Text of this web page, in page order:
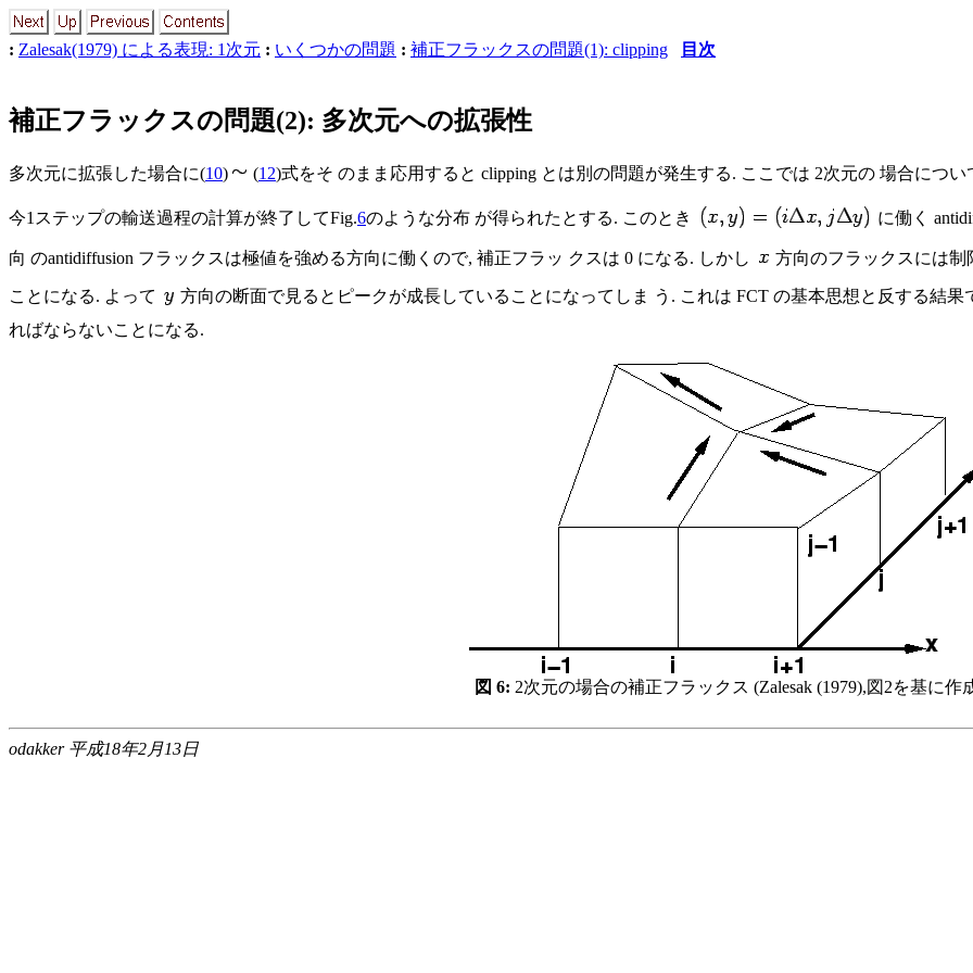
: Zalesak(1979) による表現: 1次元 : いくつかの問題 : 補正フラックスの問題(1): clipping 目次
補正フラックスの問題(2): 多次元への拡張性
多次元に拡張した場合に(10) (12)式をそ のまま応用すると clipping とは別の問題が発生する. ここでは 2次元の 場合につ
今1ステップの輸送過程の計算が終了してFig. 6のような分布 が得られたとする. このとき に働く
向 のantidiffusion フラックスは極値を強める方向に働くので, 補正フラッ クスは 0 になる. しかし 方向のフラックスには
ことになる. よって
方向の断面で見るとピークが成長していることになってしま う. これは FCT の基本思想と反する結
ればならないことになる.
図 6: 2次元の場合の補正フラックス (Zalesak (1979),図2を基に作
odakker 平成18年2月13日